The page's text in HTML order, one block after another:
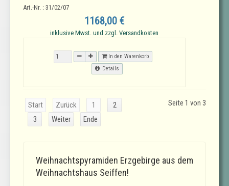
Art.-Nr. : 31/02/07
1168,00 €
inklusive Mwst. und zzgl. Versandkosten
In den Warenkorb
Details
Start Zurück 1
2
3
Weiter Ende
Seite 1 von 3
Weihnachtspyramiden Erzgebirge aus dem
Weihnachtshaus Seiffen!